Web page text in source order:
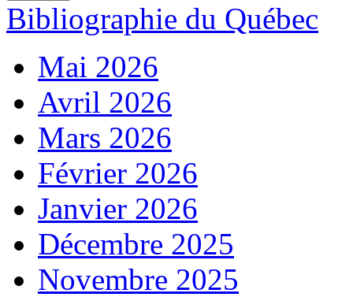
Bibliographie du Québec
Mai 2026
Avril 2026
Mars 2026
Février 2026
Janvier 2026
Décembre 2025
Novembre 2025